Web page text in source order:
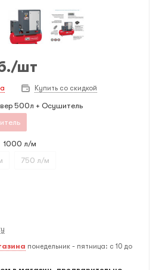
/шт
Купить со скидкой
500л + Осушитель
1000 л/м
750 л/м
понедельник - пятница: с 10 до